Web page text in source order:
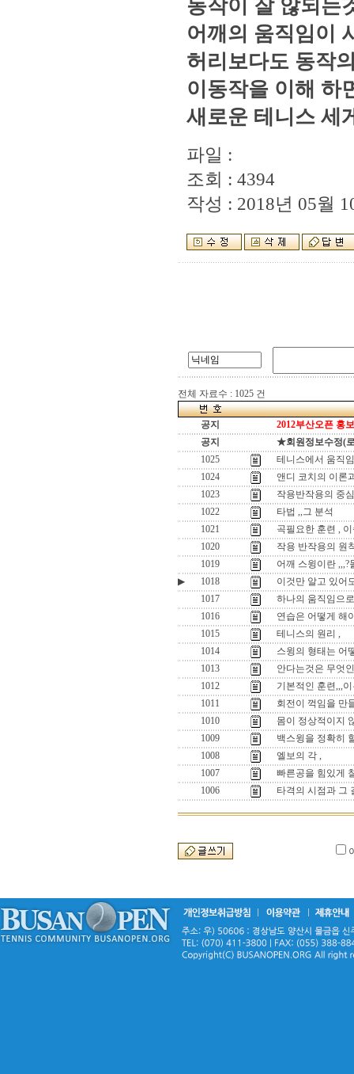
동작이 잘 않되는
어깨의 움직임이
허리보다도 동작
이동작을 이해 하
새로운 테니스 세
파일 :
조회 : 4394
작성 : 2018년 05월
전체 자료수 : 1025 건
공지
2012부산오픈 홍
공지
★회원정보수정(
1025
테니스에서 움직
1024
앤디 코치의 이론
1023
작용반작용의 중
1022
타법 ,,그 분석
1021
곡필요한 훈련 ,
1020
작용 반작용의 원
1019
어깨 스윙이란
▶
1018
이것만 알고 있어
1017
하나의 움직임으
1016
연습은 어떻게 해
1015
테니스의 원리 ,
1014
스윙의 형태는 어
1013
안다는것은 무엇
1012
기본적인 훈련,,,
1011
회전이 꺽임을 만
1010
몸이 정상적이지
1009
백스윙을 정확히
1008
엘보의 각 ,
1007
빠른공을 힘있게
1006
타격의 시점과 그